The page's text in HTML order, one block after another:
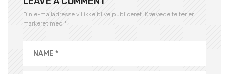
Din e-mailadresse vil ikke blive publiceret. Krævede felter er
markeret med *